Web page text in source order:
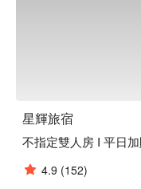
星輝旅宿
不指定雙人房 I 平日
4.9 (152)